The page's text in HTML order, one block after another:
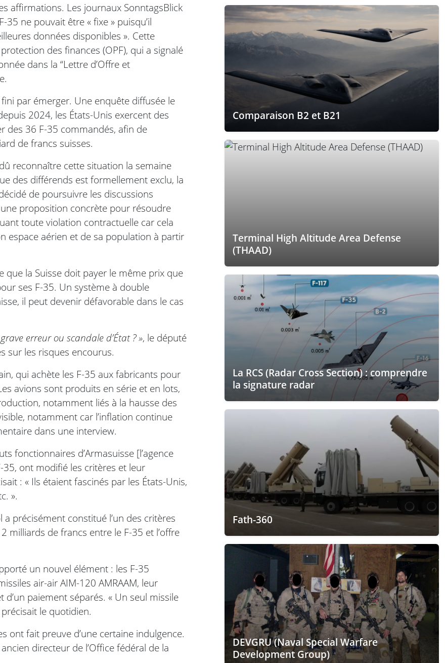
affirmations. Les journaux SonntagsBlick
ne pouvait être « fixe » puisqu’il
données disponibles ». Cette
des finances (OPF), qui a signalé
dans la “Lettre d’Offre et
par émerger. Une enquête diffusée le
2024, les États-Unis exercent des
des 36 F-35 commandés, afin de
de francs suisses.
reconnaître cette situation la semaine
des différends est formellement exclu, la
de poursuivre les discussions
proposition concrète pour résoudre
toute violation contractuelle car cela
espace aérien et de sa population à partir
que la Suisse doit payer le même prix que
ses F-35. Un système à double
il peut devenir défavorable dans le cas
erreur ou scandale d’État ? », le député
sur les risques encourus.
qui achète les F-35 aux fabricants pour
avions sont produits en série et en lots,
notamment liés à la hausse des
notamment car l’inflation continue
dans une interview.
fonctionnaires d’Armasuisse [l’agence
ont modifié les critères et leur
: « Ils étaient fascinés par les États-Unis,
».
précisément constitué l’un des critères
milliards de francs entre le F-35 et l’offre
un nouvel élément : les F-35
air-air AIM-120 AMRAAM, leur
paiement séparés. « Un seul missile
le quotidien.
ont fait preuve d’une certaine indulgence.
directeur de l’Office fédéral de la
Comparaison B2 et B21
Terminal High Altitude Area Defense
(THAAD)
La RCS (Radar Cross Section) : comprendre
la signature radar
Fath-360
DEVGRU (Naval Special Warfare
Development Group)